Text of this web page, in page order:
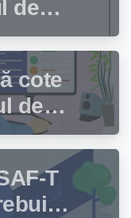
de
cote
de
T